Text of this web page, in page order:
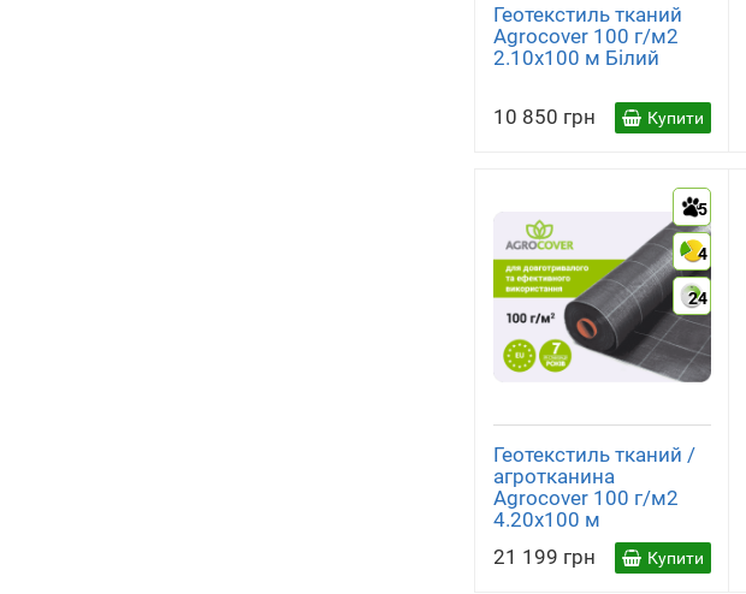
Геотекстиль тканий
Agrocover 100 г/м2
2.10x100 м Білий
10 850 грн Купити
5
4
24
Геотекстиль тканий /
агротканина
Agrocover 100 г/м2
4.20x100 м
21 199 грн
Купити